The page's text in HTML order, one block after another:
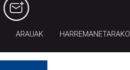
ARAUAK HARREMANETARAKO